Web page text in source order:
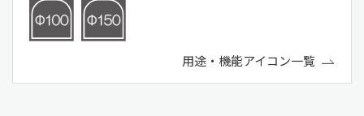
用途・機能アイコン一覧